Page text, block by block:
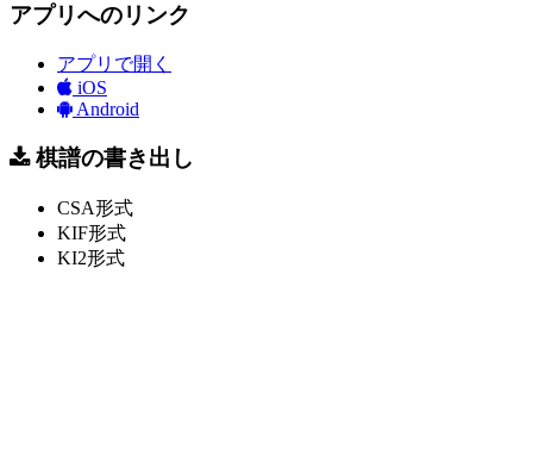
アプリへのリンク
アプリで開く
iOS
Android
棋譜の書き出し
CSA形式
KIF形式
KI2形式